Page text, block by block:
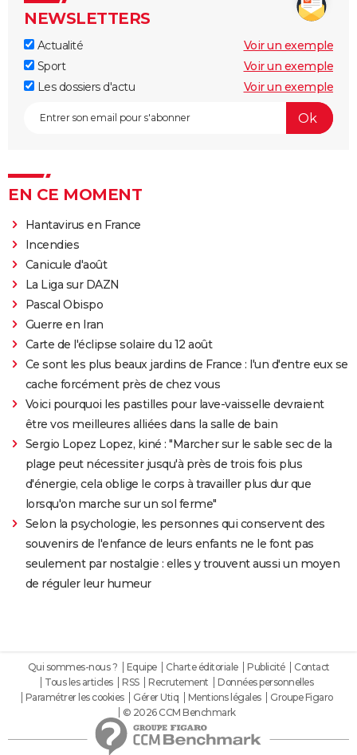
NEWSLETTERS
Actualité
Voir un exemple
Sport
Voir un exemple
Les dossiers d'actu
Voir un exemple
EN CE MOMENT
Hantavirus en France
Incendies
Canicule d'août
La Liga sur DAZN
Pascal Obispo
Guerre en Iran
Carte de l'éclipse solaire du 12 août
Ce sont les plus beaux jardins de France : l'un d'entre eux se
cache forcément près de chez vous
Voici pourquoi les pastilles pour lave-vaisselle devraient
être vos meilleures alliées dans la salle de bain
Sergio Lopez Lopez, kiné : "Marcher sur le sable sec de la
plage peut nécessiter jusqu'à près de trois fois plus
d'énergie, cela oblige le corps à travailler plus dur que
lorsqu'on marche sur un sol ferme"
Selon la psychologie, les personnes qui conservent des
souvenirs de l'enfance de leurs enfants ne le font pas
seulement par nostalgie : elles y trouvent aussi un moyen
de réguler leur humeur
Qui sommes-nous ? Equipe Charte éditoriale Publicité
Contact
Tous les articles
RSS Recrutement
Données personnelles
Paramétrer les cookies
Gérer Utiq Mentions légales
Groupe Figaro
© 2026 CCM Benchmark